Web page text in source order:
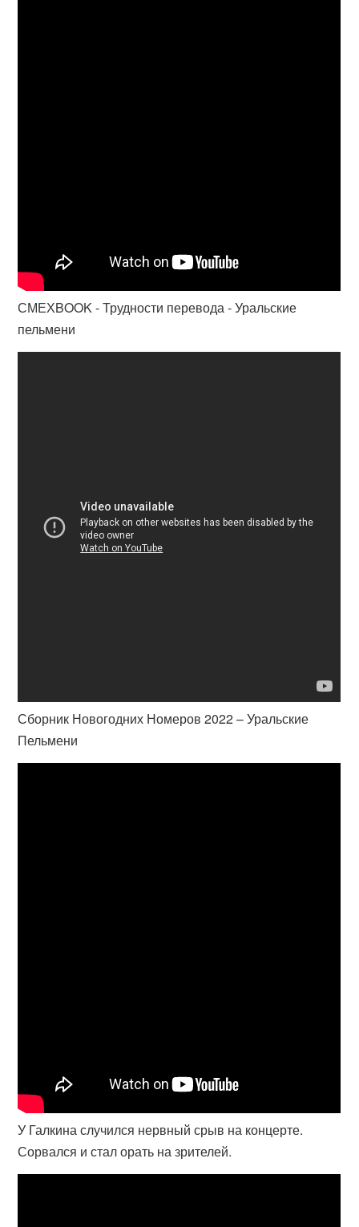
СМЕХBOOK - Трудности перевода - Уральские
пельмени
Сборник Новогодних Номеров 2022 – Уральские
Пельмени
У Галкина случился нервный срыв на концерте.
Сорвался и стал орать на зрителей.